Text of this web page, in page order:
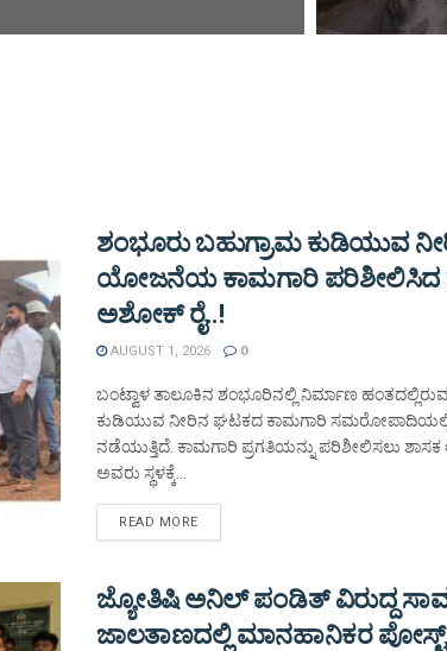
ಶಂಭೂರು ಬಹುಗ್ರಾಮ ಕುಡಿಯುವ
ಯೋಜನೆಯ ಕಾಮಗಾರಿ ಪರಿಶೀಲಿಸಿದ
ಅಶೋಕ್ ರೈ..!
AUGUST 1, 2026 0
ಬಂಟ್ವಾಳ ತಾಲೂಕಿನ ಶಂಭೂರಿನಲ್ಲಿ ನಿರ್ಮಾಣ
ಕುಡಿಯುವ ನೀರಿನ ಘಟಕದ ಕಾಮಗಾರಿ
ನಡೆಯುತ್ತಿದೆ. ಕಾಮಗಾರಿ ಪ್ರಗತಿಯನ್ನು ಪರಿಶೀಲಿಸಲು
ಅವರು ಸ್ಥಳಕ್ಕೆ...
READ MOREDETAILS
ಜ್ಯೋತಿಷಿ ಅನಿಲ್ ಪಂಡಿತ್ ವಿರುದ್ದ
ಜಾಲತಾಣದಲ್ಲಿ ಮಾನಹಾನಿಕರ